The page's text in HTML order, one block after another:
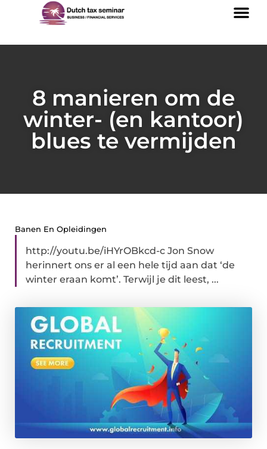
8 manieren om de
winter- (en kantoor)
blues te vermijden
Banen En Opleidingen
http://youtu.be/iHYrOBkcd-c Jon Snow
herinnert ons er al een hele tijd aan dat ‘de
winter eraan komt’. Terwijl je dit leest, ...